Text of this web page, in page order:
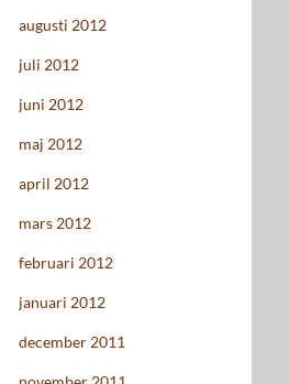
augusti 2012
juli 2012
juni 2012
maj 2012
april 2012
mars 2012
februari 2012
januari 2012
december 2011